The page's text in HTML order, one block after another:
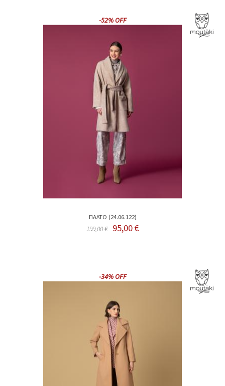
ΠΑΛΤΟ (24.06.122)
199,00 € 95,00 €
-52% OFF
-34% OFF